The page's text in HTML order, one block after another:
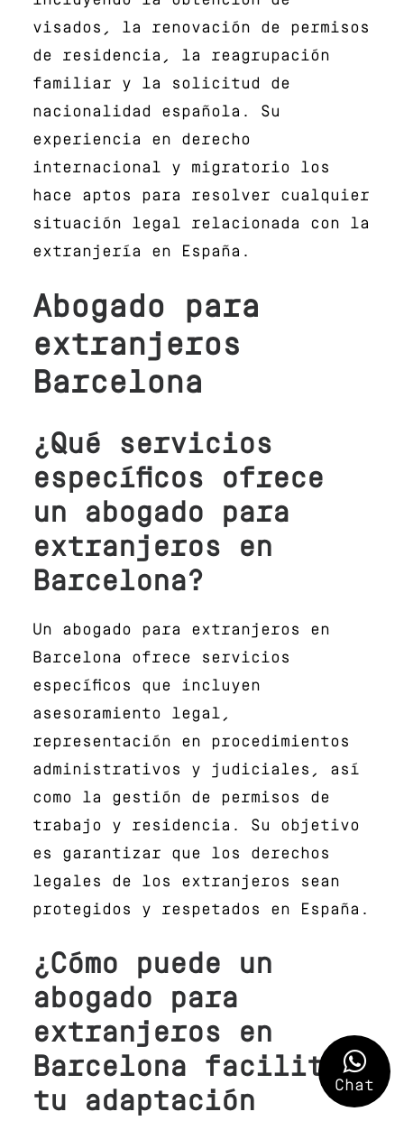
visados, la renovación de permisos
de residencia, la reagrupación
familiar y la solicitud de
nacionalidad española. Su
experiencia en derecho
internacional y migratorio los
hace aptos para resolver cualquier
situación legal relacionada con la
extranjería en España.
Abogado para
extranjeros
Barcelona
¿Qué servicios
específicos ofrece
un abogado para
extranjeros en
Barcelona?
Un abogado para extranjeros en
Barcelona ofrece servicios
específicos que incluyen
asesoramiento legal,
representación en procedimientos
administrativos y judiciales, así
como la gestión de permisos de
trabajo y residencia. Su objetivo
es garantizar que los derechos
legales de los extranjeros sean
protegidos y respetados en España.
¿Cómo puede un
abogado para
extranjeros en
Barcelona facilitar
tu adaptación
Chat